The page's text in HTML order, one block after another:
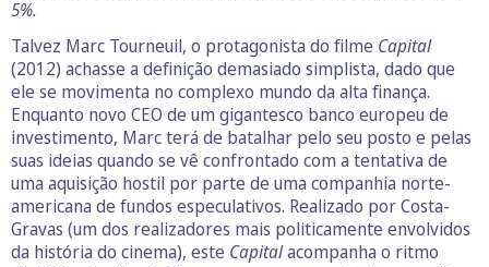
5%.
Talvez Marc Tourneuil, o protagonista do filme Capital
(2012) achasse a definição demasiado simplista, dado que
ele se movimenta no complexo mundo da alta finança.
Enquanto novo CEO de um gigantesco banco europeu de
investimento, Marc terá de batalhar pelo seu posto e pelas
suas ideias quando se vê confrontado com a tentativa de
uma aquisição hostil por parte de uma companhia norte-
americana de fundos especulativos. Realizado por Costa-
Gravas (um dos realizadores mais politicamente envolvidos
da história do cinema), este Capitalacompanha o ritmo